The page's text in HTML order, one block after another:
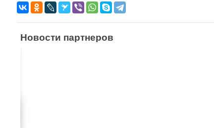
Новости партнеров